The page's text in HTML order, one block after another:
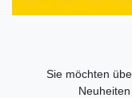
Sie möchten